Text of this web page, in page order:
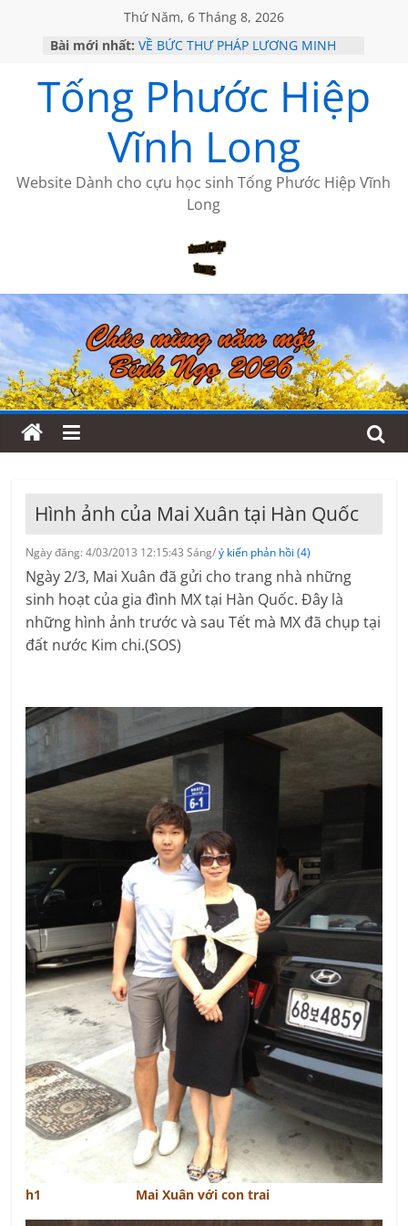
Thứ Năm, 6 Tháng 8, 2026
Bài mới nhất: VỀ BỨC THƯ PHÁP LƯƠNG MINH
HỌC SỬ HỒI XƯA
MỘT ĐỜI ĐI QUA NHỮNG TRANG
SÁCH
BẤT CHỢT CỦA CHÂU LỆ DUNG
CÀ PHÊ NGẮM NÚI
Tống Phước Hiệp
Vĩnh Long
Website Dành cho cựu học sinh Tống Phước Hiệp Vĩnh
Long
Hình ảnh của Mai Xuân tại Hàn Quốc
Ngày đăng: 4/03/2013 12:15:43 Sáng/ý kiến phản hồi (4)
Ngày 2/3, Mai Xuân đã gửi cho trang nhà những
sinh hoạt của gia đình MX tại Hàn Quốc. Đây là
những hình ảnh trước và sau Tết mà MX đã chụp tại
đất nước Kim chi.(SOS)
h1 Mai Xuân với con trai